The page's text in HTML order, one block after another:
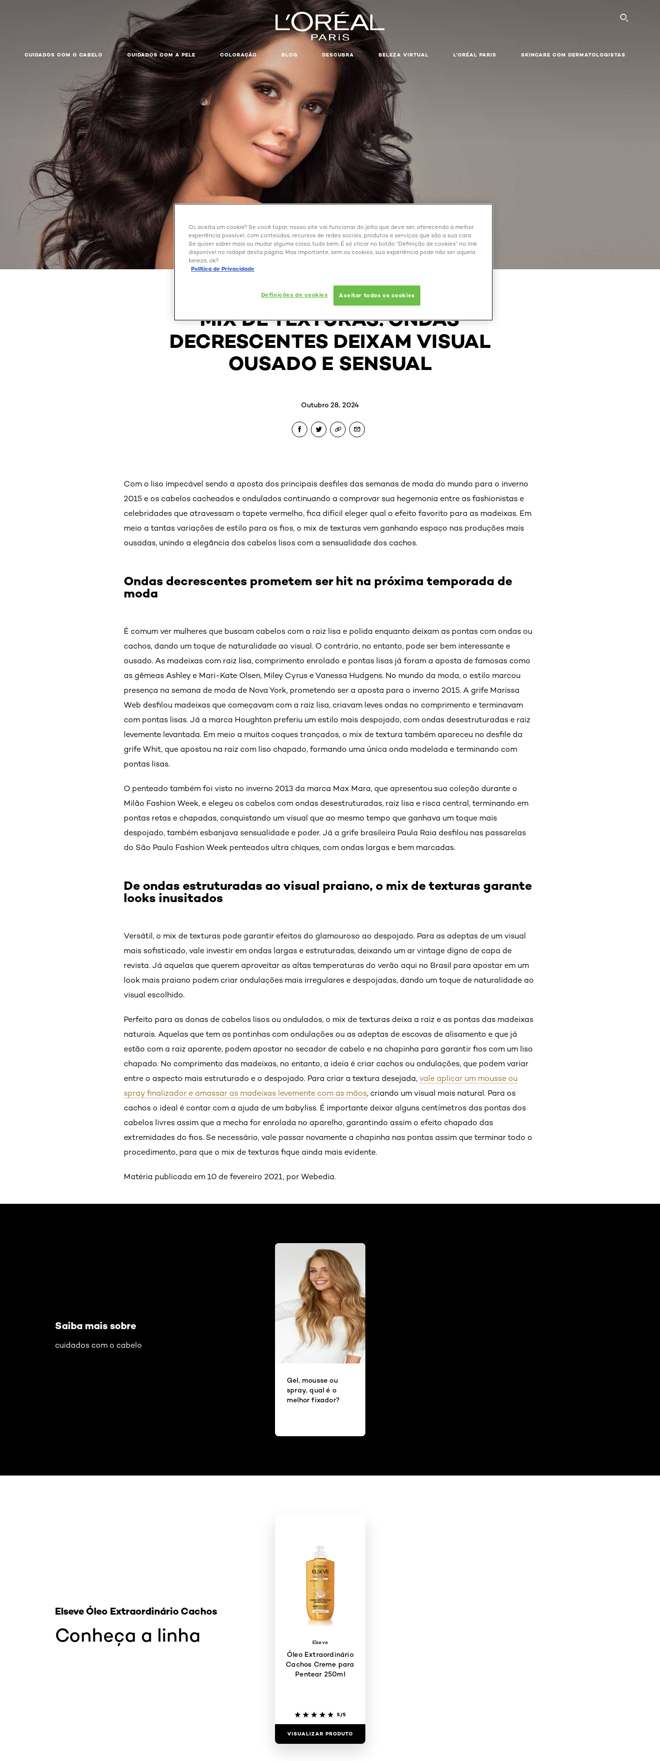
CUIDADOS COM O CABELO CUIDADOS COM A PELE COLORAÇÃO BLOG DESCUBRA BELEZA VIRTUAL L'ORÉAL PARIS SKINCARE COM DERMATOLOGISTAS
MIX DE TEXTURAS: ONDAS
DECRESCENTES DEIXAM VISUAL
OUSADO E SENSUAL
Outubro 28, 2024
Com o liso impecável sendo a aposta dos principais desfiles das semanas de moda do mundo para o inverno
2015 e os cabelos cacheados e ondulados continuando a comprovar sua hegemonia entre as fashionistas e
celebridades que atravessam o tapete vermelho, fica difícil eleger qual o efeito favorito para as madeixas. Em
meio a tantas variações de estilo para os fios, o mix de texturas vem ganhando espaço nas produções mais
ousadas, unindo a elegância dos cabelos lisos com a sensualidade dos cachos.
Ondas decrescentes prometem ser hit na próxima temporada de
moda
É comum ver mulheres que buscam cabelos com a raiz lisa e polida enquanto deixam as pontas com ondas ou
cachos, dando um toque de naturalidade ao visual. O contrário, no entanto, pode ser bem interessante e
ousado. As madeixas com raiz lisa, comprimento enrolado e pontas lisas já foram a aposta de famosas como
as gêmeas Ashley e Mari-Kate Olsen, Miley Cyrus e Vanessa Hudgens. No mundo da moda, o estilo marcou
presença na semana de moda de Nova York, prometendo ser a aposta para o inverno 2015. A grife Marissa
Web desfilou madeixas que começavam com a raiz lisa, criavam leves ondas no comprimento e terminavam
com pontas lisas. Já a marca Houghton preferiu um estilo mais despojado, com ondas desestruturadas e raiz
levemente levantada. Em meio a muitos coques trançados, o mix de textura também apareceu no desfile da
grife Whit, que apostou na raiz com liso chapado, formando uma única onda modelada e terminando com
pontas lisas.
O penteado também foi visto no inverno 2013 da marca Max Mara, que apresentou sua coleção durante o
Milão Fashion Week, e elegeu os cabelos com ondas desestruturadas, raiz lisa e risca central, terminando em
pontas retas e chapadas, conquistando um visual que ao mesmo tempo que ganhava um toque mais
despojado, também esbanjava sensualidade e poder. Já a grife brasileira Paula Raia desfilou nas passarelas
do São Paulo Fashion Week penteados ultra chiques, com ondas largas e bem marcadas.
De ondas estruturadas ao visual praiano, o mix de texturas garante
looks inusitados
Versátil, o mix de texturas pode garantir efeitos do glamouroso ao despojado. Para as adeptas de um visual
mais sofisticado, vale investir em ondas largas e estruturadas, deixando um ar vintage digno de capa de
revista. Já aquelas que querem aproveitar as altas temperaturas do verão aqui no Brasil para apostar em um
look mais praiano podem criar ondulações mais irregulares e despojadas, dando um toque de naturalidade ao
visual escolhido.
Perfeito para as donas de cabelos lisos ou ondulados, o mix de texturas deixa a raiz e as pontas das madeixas
naturais. Aquelas que tem as pontinhas com ondulações ou as adeptas de escovas de alisamento e que já
estão com a raiz aparente, podem apostar no secador de cabelo e na chapinha para garantir fios com um liso
chapado. No comprimento das madeixas, no entanto, a ideia é criar cachos ou ondulações, que podem variar
entre o aspecto mais estruturado e o despojado. Para criar a textura desejada, vale aplicar um mousse ou
spray finalizador e amassar as madeixas levemente com as mãos, criando um visual mais natural. Para os
cachos o ideal é contar com a ajuda de um babyliss. É importante deixar alguns centímetros das pontas dos
cabelos livres assim que a mecha for enrolada no aparelho, garantindo assim o efeito chapado das
extremidades do fios. Se necessário, vale passar novamente a chapinha nas pontas assim que terminar todo o
procedimento, para que o mix de texturas fique ainda mais evidente.
Matéria publicada em 10 de fevereiro 2021, por Webedia.
Saiba mais sobre
cuidados com o cabelo
Gel, mousse ou
spray, qual é o
melhor fixador?
Conheça a linha
Elseve Óleo Extraordinário Cachos
Elseve
Óleo Extraordinário
Cachos Creme para
Pentear 250ml
5/5
VISUALIZAR PRODUTO
Oi, aceita um cookie? Se você topar, nosso site vai funcionar do jeito que deve ser, oferecendo a melhor
experiência possível, com conteúdos, recursos de redes sociais, produtos e serviços que são a sua cara.
Se quiser saber mais ou mudar alguma coisa, tudo bem. É só clicar no botão “Definição de cookies” no link
disponível no rodapé desta página. Mas importante, sem os cookies, sua experiência pode não ser aquela
beleza, ok?
Política de Privacidade
Definições de cookies Aceitar todos os cookies